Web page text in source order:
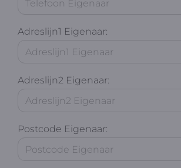
Adreslijn1 Eigenaar:
Adreslijn2 Eigenaar:
Postcode Eigenaar: